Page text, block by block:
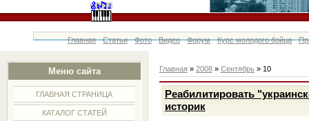
Главная Статьи Фото Видео Форум Курс молодого бойца
Меню сайта
ГЛАВНАЯ СТРАНИЦА
КАТАЛОГ СТАТЕЙ
Главная » 2008 » Сентябрь » 10
Реабилитировать
историк